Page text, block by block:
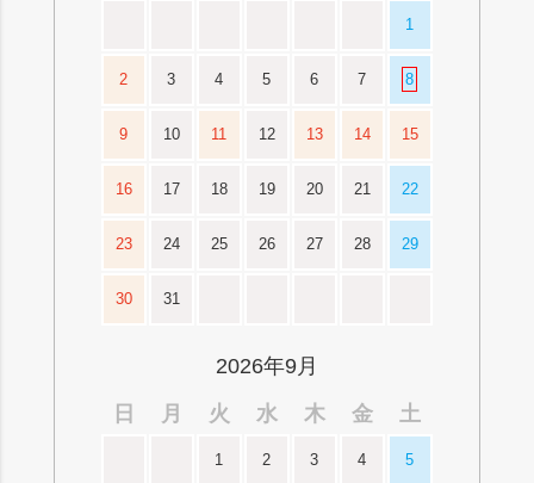
1
2 3 4 5 6 7 8
9 10 11 12 13 14 15
16 17 18 19 20 21 22
23 24 25 26 27 28 29
30 31
2026年9月
日
月 火 水 木 金 土
1 2 3 4 5